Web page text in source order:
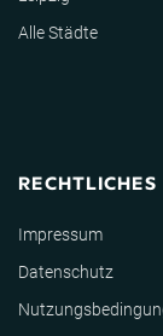
Alle Städte
RECHTLICHES
Impressum
Datenschutz